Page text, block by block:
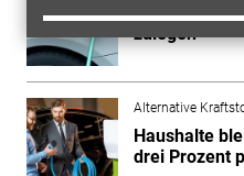
Gunst der
zulegen
Alternative
Haushalte
drei Prozent